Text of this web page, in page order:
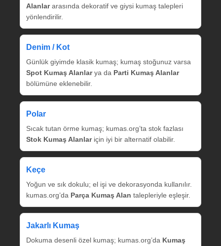
Alanlararasında dekoratif ve giysi kumaş talepleri
yönlendirilir.
Denim / Kot
Günlük giyimde klasik kumaş; kumaş stoğunuz varsa
Spot Kumaş Alanlarya da Parti Kumaş Alanlar
bölümüne eklenebilir.
Polar
Sıcak tutan örme kumaş; kumas.org’ta stok fazlası
Stok Kumaş Alanlariçin iyi bir alternatif olabilir.
Keçe
Yoğun ve sık dokulu; el işi ve dekorasyonda kullanılır.
kumas.org’da Parça Kumaş Alan talepleriyle eşleşir.
Jakarlı Kumaş
Dokuma desenli özel kumaş; kumas.org’da Kumaş